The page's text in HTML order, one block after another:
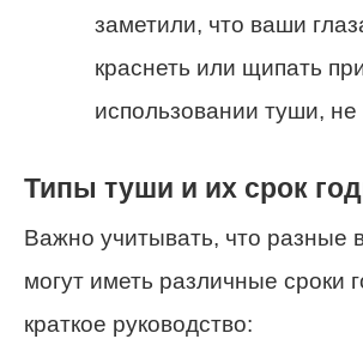
заметили, что ваши
краснеть или щипать
использовании туши, не
Типы туши и их срок
Важно учитывать, что разные
могут иметь различные сроки
краткое руководство: